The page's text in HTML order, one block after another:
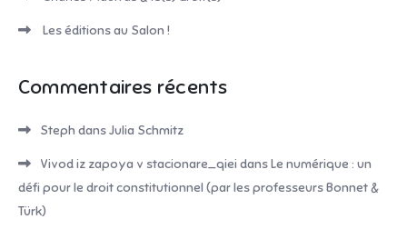
Les éditions au Salon !
Commentaires récents
Steph dansJulia Schmitz
Vivod iz zapoya v stacionare_qiei dansLe numérique : un
défi pour le droit constitutionnel (par les professeurs Bonnet &
Türk)